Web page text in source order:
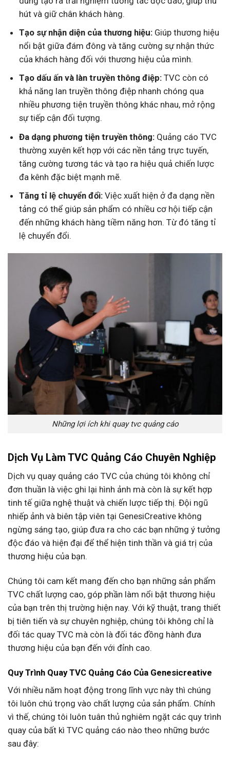
hút và giữ chân khách hàng.
Tạo sự nhận diện của thương hiệu:Giúp thương hiệu
nổi bật giữa đám đông và tăng cường sự nhận thức
của khách hàng đối với thương hiệu của mình.
Tạo dấu ấn và làn truyền thông điệp:TVC còn có
khả năng lan truyền thông điệp nhanh chóng qua
nhiều phương tiện truyền thông khác nhau, mở rộng
sự tiếp cận đối tượng.
Đa dạng phương tiện truyền thông:Quảng cáo TVC
thường xuyên kết hợp với các nền tảng trực tuyến,
tăng cường tương tác và tạo ra hiệu quả chiến lược
đa kênh đặc biệt mạnh mẽ.
Tăng tỉ lệ chuyển đổi:Việc xuất hiện ở đa dạng nền
tảng có thể giúp sản phẩm có nhiều cơ hội tiếp cận
đến những khách hàng tiềm năng hơn. Từ đó tăng tỉ
lệ chuyển đổi.
Những lợi ích khi quay tvc quảng cáo
Dịch Vụ Làm TVC Quảng Cáo Chuyên Nghiệp
Dịch vụ quay quảng cáo TVC của chúng tôi không chỉ
đơn thuần là việc ghi lại hình ảnh mà còn là sự kết hợp
tinh tế giữa nghệ thuật và chiến lược tiếp thị. Đội ngũ
nhiếp ảnh và biên tập viên tại GenesiCreative không
ngừng sáng tạo, giúp đưa ra cho các bạn những ý tưởng
độc đáo và hiện đại để thể hiện tinh thần và giá trị của
thương hiệu của bạn.
Chúng tôi cam kết mang đến cho bạn những sản phẩm
TVC chất lượng cao, góp phần làm nổi bật thương hiệu
của bạn trên thị trường hiện nay. Với kỹ thuật, trang thiết
bị tiên tiến và sự chuyên nghiệp, chúng tôi không chỉ là
đối tác quay TVC mà còn là đối tác đồng hành đưa
thương hiệu của bạn đến với đỉnh cao.
Quy Trình Quay TVC Quảng Cáo Của Genesicreative
Với nhiều năm hoạt động trong lĩnh vực này thì chúng
tôi luôn chú trọng vào chất lượng của sản phẩm. Chính
vì thế, chúng tôi luôn tuân thủ nghiêm ngặt các quy trình
quay của bất kì TVC quảng cáo nào theo những bước
sau đây: